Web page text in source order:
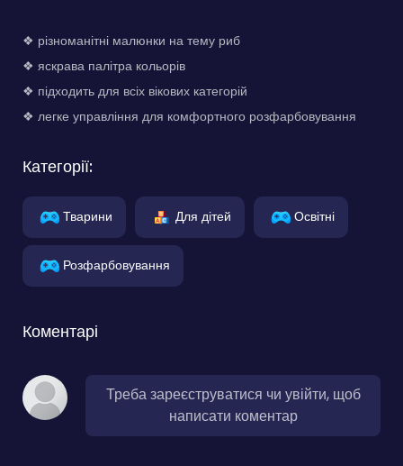
❖ різноманітні малюнки на тему риб
❖ яскрава палітра кольорів
❖ підходить для всіх вікових категорій
❖ легке управління для комфортного розфарбовування
Категорії:
Тварини Для дітей Освітні
Розфарбовування
Коментарі
Треба зареєструватися чи увійти, щоб
написати коментар